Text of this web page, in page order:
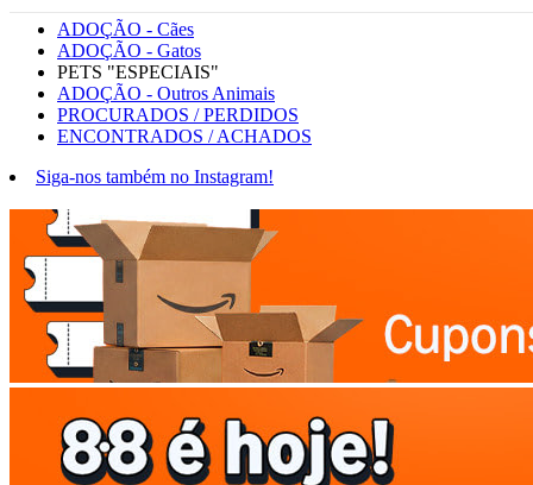
ADOÇÃO - Cães
ADOÇÃO - Gatos
PETS "ESPECIAIS"
ADOÇÃO - Outros Animais
PROCURADOS / PERDIDOS
ENCONTRADOS / ACHADOS
Siga-nos também no Instagram!